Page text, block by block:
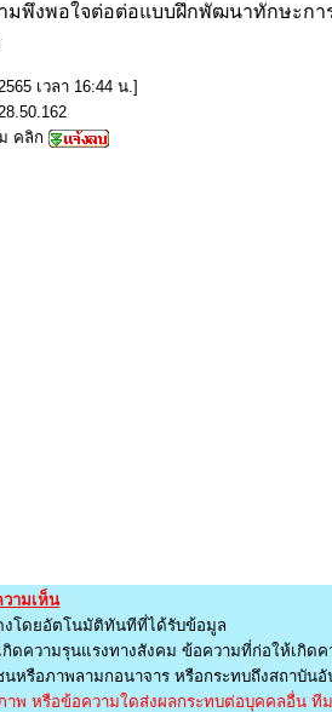
มพึงพอใจต่อต่อแบบฝึกพัฒนาทักษะก
เวลา 16:44 น.]
คลิก
ามเห็น
โดยอัตโนมัติทันทีที่ได้รับข้อมูล
ดความรุนแรงทางสังคม ข้อความที่ก่อให้เกิด
หรือภาพลามกอนาจาร หรือกระทบถึงสถาบันอั
พ หรือข้อความใดส่งผลกระทบต่อบุคคลอื่น ที